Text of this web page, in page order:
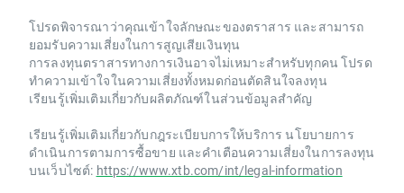
โปรดพิจารณาว่าคุณเข้าใจลักษณะของตราสาร และสามารถ
ยอมรับความเสี่ยงในการสูญเสียเงินทุน
การลงทุนตราสารทางการเงินอาจไม่เหมาะสำหรับทุกคน โปรด
ทำความเข้าใจในความเสี่ยงทั้งหมดก่อนตัดสินใจลงทุน
เรียนรู้เพิ่มเติมเกี่ยวกับผลิตภัณฑ์ในส่วนข้อมูลสำคัญ
เรียนรู้เพิ่มเติมเกี่ยวกับกฎระเบียบการให้บริการ นโยบายการ
ดำเนินการตามการซื้อขาย และคำเตือนความเสี่ยงในการลงทุน
บนเว็บไซต์: https://www.xtb.com/int/legal-information